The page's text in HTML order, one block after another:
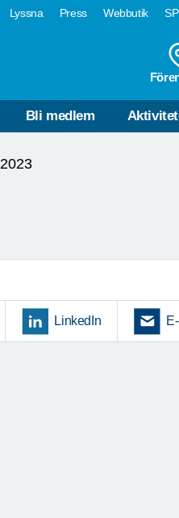
Lyssna Press Webbutik
Bli medlem
2023
LinkedIn